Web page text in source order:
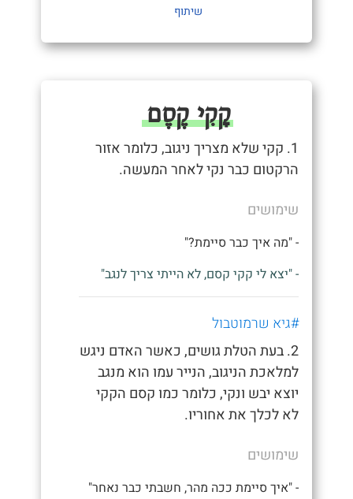
שיתוף
קָקִי קֶסֶם
1. קקי שלא מצריך ניגוב, כלומר אזור
הרקטום כבר נקי לאחר המעשה.
שימושים
- "מה איך כבר סיימת?"
- "יצא לי קקי קסם, לא הייתי צריך לנגב"
#גיא שרמוטבול
2. בעת הטלת גושים, כאשר האדם ניגש
למלאכת הניגוב, הנייר עמו הוא מנגב
יוצא יבש ונקי, כלומר כמו קסם הקקי
לא לכלך את אחוריו.
שימושים
- "איך סיימת ככה מהר, חשבתי כבר נאחר"